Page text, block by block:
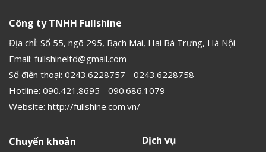
Công ty TNHH Fullshine
Địa chỉ: Số 55, ngõ 295, Bạch Mai, Hai Bà Trưng, Hà Nội
Email: fullshineltd@gmail.com
Số điện thoại: 0243.6228757 - 0243.6228758
Hotline: 090.421.8695 - 090.686.1079
Website: http://fullshine.com.vn/
Chuyển khoản Dịch vụ